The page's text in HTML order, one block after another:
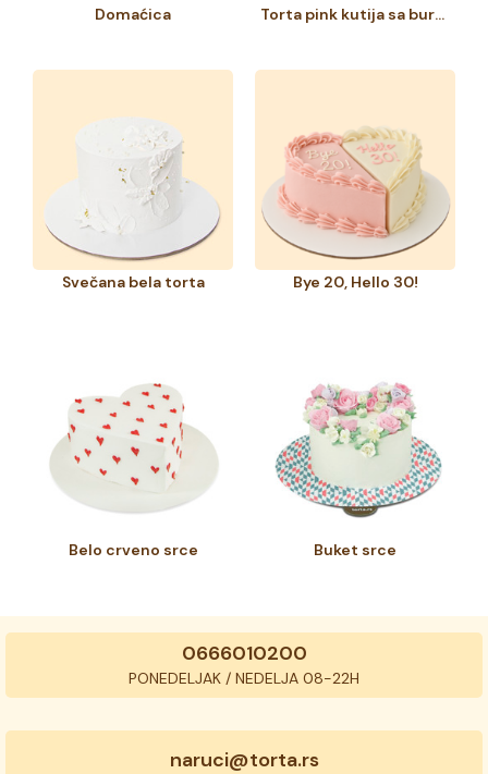
Domaćica Torta pink kutija sa burmama
Svečana bela torta Bye 20, Hello 30!
Belo crveno srce Buket srce
0666010200
PONEDELJAK / NEDELJA 08-22H
naruci@torta.rs